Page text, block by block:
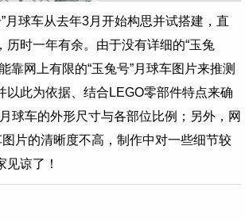
球车从去年3月开始构思并试搭建，直
历时一年有余。由于没有详细的“玉兔
靠网上有限的“玉兔号”月球车图片来推测
以此为依据、结合LEGO零部件特点来确
月球车的外形尺寸与各部位比例；另外，网
图片的清晰度不高，制作中对一些细节较
见谅了！